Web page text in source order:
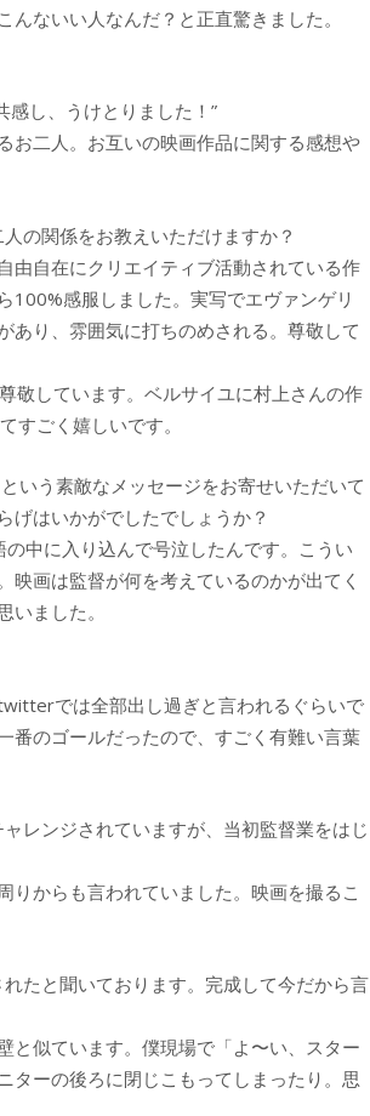
ないい人なんだ？と正直驚きました。
し、うけとりました！”
お二人。お互いの映画作品に関する感想や
の関係をお教えいただけますか？
由自在にクリエイティブ活動されている作
100%感服しました。実写でエヴァンゲリ
あり、雰囲気に打ちのめされる。尊敬して
敬しています。ベルサイユに村上さんの作
すごく嬉しいです。
いう素敵なメッセージをお寄せいただいて
げはいかがでしたでしょうか？
中に入り込んで号泣したんです。こうい
画は監督が何を考えているのかが出てく
ました。
では全部出し過ぎと言われるぐらいで
番のゴールだったので、すごく有難い言葉
レンジされていますが、当初監督業をはじ
からも言われていました。映画を撮るこ
たと聞いております。完成して今だから言
と似ています。僕現場で「よ〜い、スター
ターの後ろに閉じこもってしまったり。思